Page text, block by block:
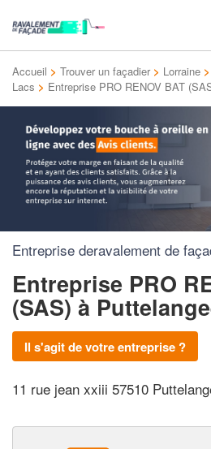
Accueil > Trouver un façadier > Lorraine >
Lacs > Entreprise PRO RENOV BAT
Entreprise deravalement de
Entreprise PRO
(SAS)à
Il s'agit de votre entreprise ?
11 rue jean xxiii 57510